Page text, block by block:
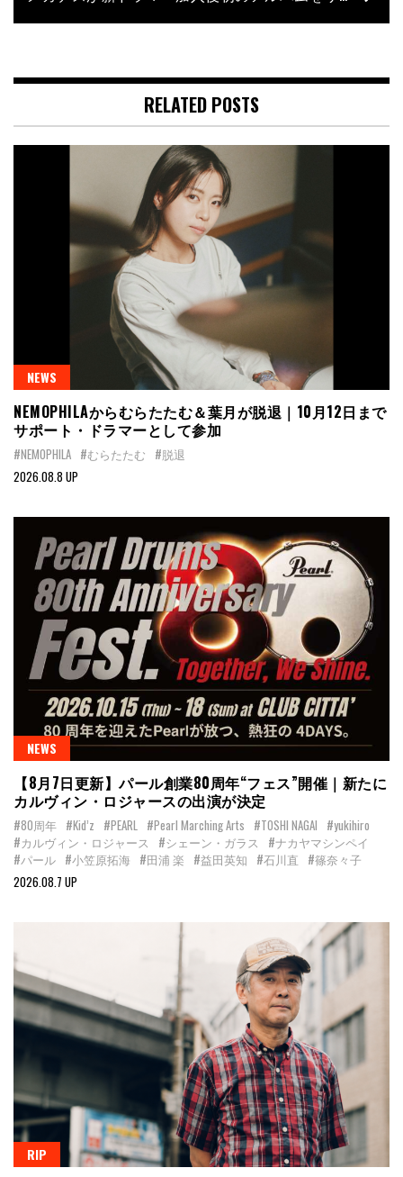
RELATED POSTS
NEWS
NEMOPHILAからむらたたむ＆葉月が脱退｜10月12日まで
サポート・ドラマーとして参加
#NEMOPHILA #むらたたむ #脱退
2026.08.8 UP
NEWS
【8月7日更新】パール創業80周年“フェス”開催｜新たに
カルヴィン・ロジャースの出演が決定
#80周年 #Kid’z #PEARL #Pearl Marching Arts #TOSHI NAGAI #yukihiro
#カルヴィン・ロジャース
#シェーン・ガラス
#ナカヤマシンペイ
#パール #小笠原拓海 #田浦 楽 #益田英知 #石川直 #篠奈々子
2026.08.7 UP
RIP